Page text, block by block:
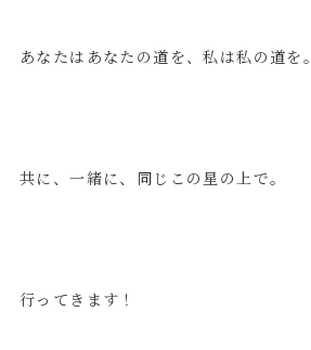
あなたはあなたの道を、私は私の道を。
共に、一緒に、同じこの星の上で。
行ってきます！